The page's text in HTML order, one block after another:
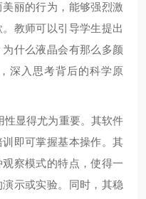
丽的行为，能够强烈激
教师可以引导学生提出
什么液晶会有那么多颜
深入思考背后的科学原
性显得尤为重要。其软件
即可掌握基本操作。其
察模式的特点，使得一
示或实验。同时，其稳